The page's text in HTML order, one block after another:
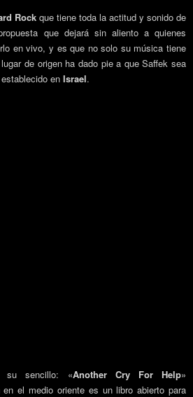
Rock que tiene toda la actitud y sonido de
que dejará sin aliento a quienes
en vivo, y es que no solo su música tiene
de origen ha dado pie a que Saffek sea
en Israel.
su sencillo: «Another Cry For Help»
el medio oriente es un libro abierto para